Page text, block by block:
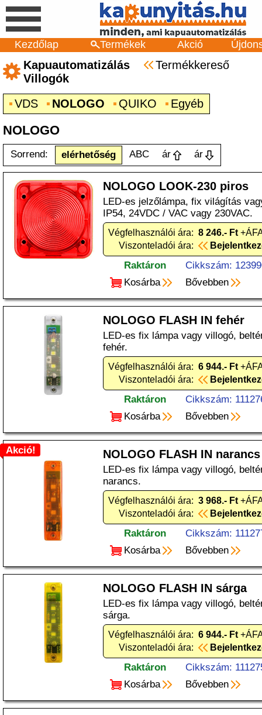
Kezdőlap Termékek Akció
Kapuautomatizálás
Termékkereső
Villogók
VDS
NOLOGO QUIKO Egyéb
NOLOGO
Sorrend: elérhetőség ABC ár ár
NOLOGO LOOK-230 piros
LED-es jelzőlámpa, fix világítás
IP54, 24VDC / VAC vagy 230VAC.
Végfelhasználói ára: 8 246.- Ft
Viszonteladói ára:
Raktáron
Cikkszám:
Kosárba
Bővebben
NOLOGO FLASH IN fehér
LED-es fix lámpa vagy villogó,
fehér.
Végfelhasználói ára: 6 944.- Ft
Viszonteladói ára:
Raktáron
Cikkszám:
Kosárba
Bővebben
Akció! NOLOGO FLASH IN narancs
LED-es fix lámpa vagy villogó,
narancs.
Végfelhasználói ára: 3 968.- Ft
Viszonteladói ára:
Raktáron
Cikkszám:
Kosárba
Bővebben
NOLOGO FLASH IN sárga
LED-es fix lámpa vagy villogó,
sárga.
Végfelhasználói ára: 6 944.- Ft
Viszonteladói ára:
Raktáron
Cikkszám:
Kosárba
Bővebben